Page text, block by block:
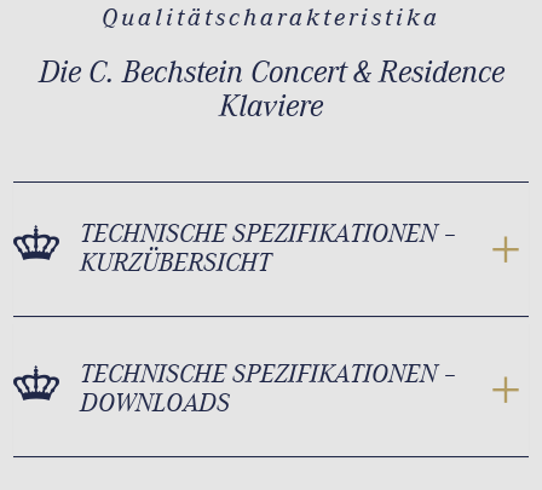
Qualitätscharakteristika
Die C. Bechstein Concert & Residence
Klaviere
TECHNISCHE SPEZIFIKATIONEN –
KURZÜBERSICHT
TECHNISCHE SPEZIFIKATIONEN –
DOWNLOADS